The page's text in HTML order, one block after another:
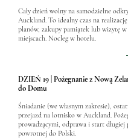
Cały dzień wolny na samodzielne
Auckland. To idealny czas na realizację
planów, zakupy pamiątek lub wizytę
miejscach. Nocleg w hotelu.
DZIEŃ 19 | Pożegnanie z Nową
do Domu
Śniadanie (we własnym zakresie),
przejazd na lotnisko w Auckland.
prowadzącymi, odprawa i start długiej
powrotnej do Polski.